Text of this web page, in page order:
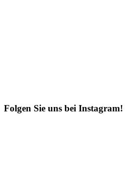
Folgen Sie uns bei Instagram!